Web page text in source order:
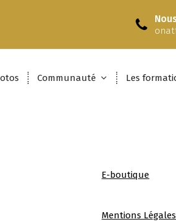
Communauté Les
E-boutique
Mentions Légales